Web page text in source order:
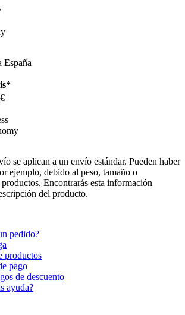
España
se aplican a un envío estándar. Pueden haber
ejemplo, debido al peso, tamaño o
Encontrarás esta información
del producto.
pedido?
productos
pago
de descuento
ayuda?